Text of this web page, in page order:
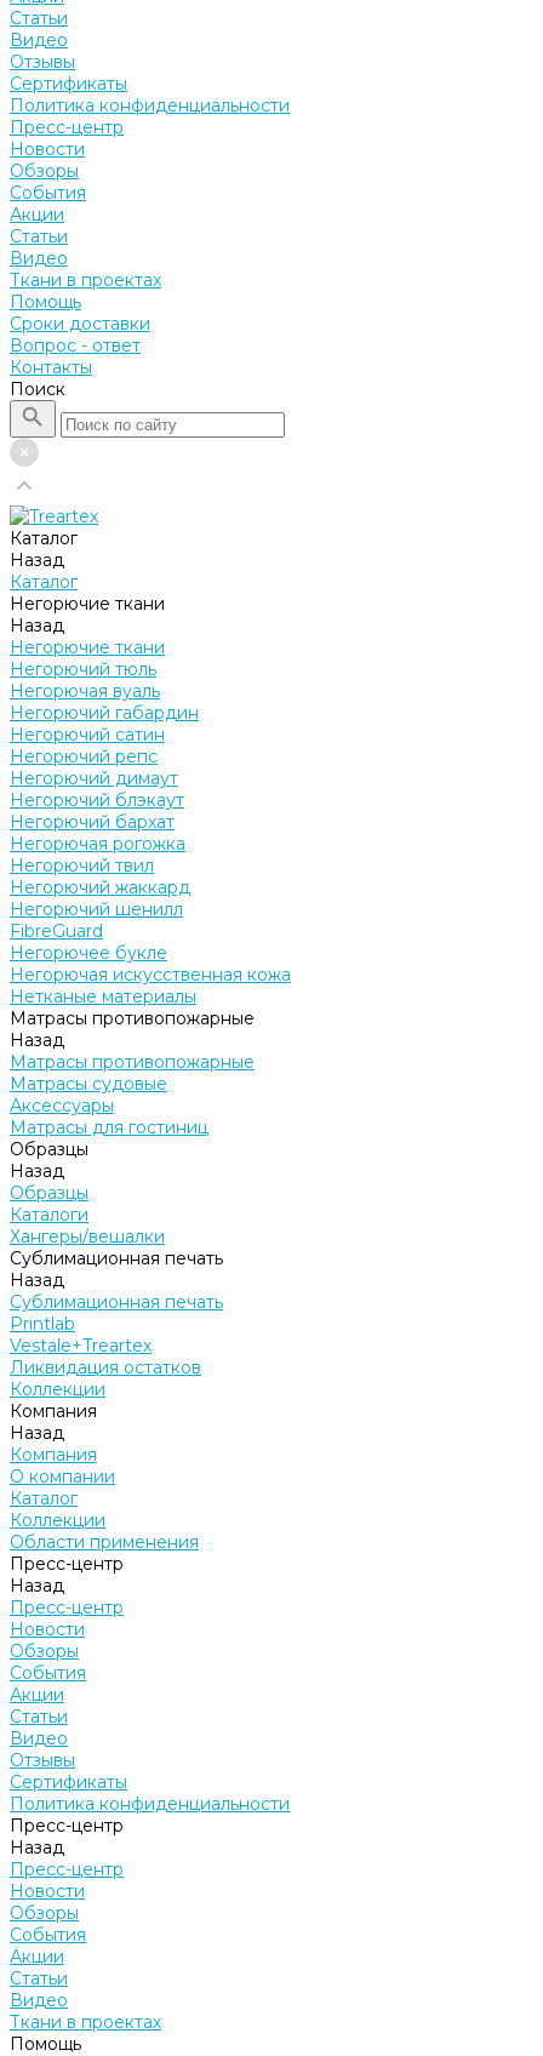
Статьи
Видео
Отзывы
Сертификаты
Политика конфиденциальности
Пресс-центр
Новости
Обзоры
События
Акции
Статьи
Видео
Ткани в проектах
Помощь
Сроки доставки
Вопрос - ответ
Контакты
Поиск
Каталог
Назад
Каталог
Негорючие ткани
Назад
Негорючие ткани
Негорючий тюль
Негорючая вуаль
Негорючий габардин
Негорючий сатин
Негорючий репс
Негорючий димаут
Негорючий блэкаут
Негорючий бархат
Негорючая рогожка
Негорючий твил
Негорючий жаккард
Негорючий шенилл
FibreGuard
Негорючее букле
Негорючая искусственная кожа
Нетканые материалы
Матрасы противопожарные
Назад
Матрасы противопожарные
Матрасы судовые
Аксессуары
Матрасы для гостиниц
Образцы
Назад
Образцы
Каталоги
Хангеры/вешалки
Сублимационная печать
Назад
Сублимационная печать
Printlab
Vestale+Treartex
Ликвидация остатков
Коллекции
Компания
Назад
Компания
О компании
Каталог
Коллекции
Области применения
Пресс-центр
Назад
Пресс-центр
Новости
Обзоры
События
Акции
Статьи
Видео
Отзывы
Сертификаты
Политика конфиденциальности
Пресс-центр
Назад
Пресс-центр
Новости
Обзоры
События
Акции
Статьи
Видео
Ткани в проектах
Помощь